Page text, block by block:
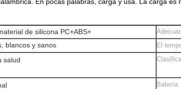
de silicona PC+ABS+
blancos y sanos El
salud
Batería: